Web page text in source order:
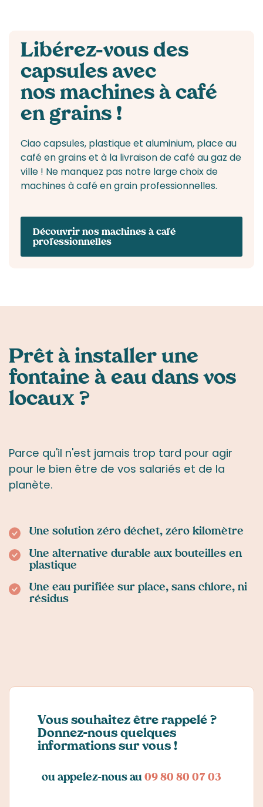
Libérez-vous des
capsules avec
nos machines à café
en grains !
Ciao capsules, plastique et aluminium, place au
café en grains et à la livraison de café au gaz de
ville ! Ne manquez pas notre large choix de
machines à café en grain professionnelles.
Découvrir nos machines à café
professionnelles
Prêt à installerune
fontaine à eaudans vos
locaux ?
Parce qu'il n'est jamais trop tard pour agir
pour le bien être de vos salariés et de la
planète.
Une solution zéro déchet, zéro kilomètre
Une alternative durable aux bouteilles en
plastique
Une eau purifiée sur place, sans chlore, ni
résidus
Vous souhaitez être rappelé ?
Donnez-nous quelques
informations sur vous !
ou appelez-nous au09 80 80 07 03